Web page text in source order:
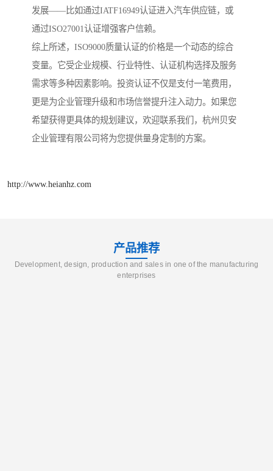
发展——比如通过IATF16949认证进入汽车供应链，或
通过ISO27001认证增强客户信赖。
综上所述，ISO9000质量认证的价格是一个动态的综合
变量。它受企业规模、行业特性、认证机构选择及服务
需求等多种因素影响。投资认证不仅是支付一笔费用，
更是为企业管理升级和市场信誉提升注入动力。如果您
希望获得更具体的规划建议，欢迎联系我们，杭州贝安
企业管理有限公司将为您提供量身定制的方案。
http://www.heianhz.com
产品推荐
Development, design, production and sales in one of the manufacturing
enterprises